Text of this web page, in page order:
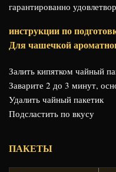
гарантированно
инструкции по
Для чашечкой
Залить кипятком чайный
Заварите 2 до 3 минут,
Удалить чайный пакетик
Подсластить по вкусу
ПАКЕТЫ